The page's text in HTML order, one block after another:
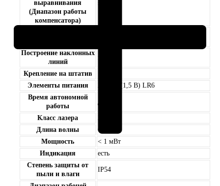
выравнивания
(Диапазон работы
компенсатора)
± 4°
Построение наклонных
линий
нет
Крепление на штатив
Элементы питания
2 х АА (1,5 В) LR6
Время автономной
работы
Класс лазера
Длина волны
650 нм
Мощность
< 1 мВт
Индикация
есть
Степень защиты от
пыли и влаги
IP54